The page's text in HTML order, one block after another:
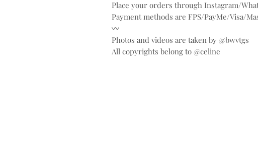
Place your orders through Instagram/
Payment methods are FPS/PayMe/Visa/
〰️
Photos and videos are taken by @bwvtgs
All copyrights belong to @celine